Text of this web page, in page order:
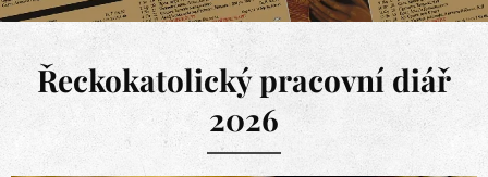
Řeckokatolický pracovní diář
2026